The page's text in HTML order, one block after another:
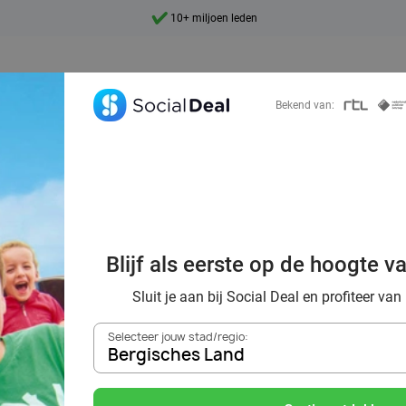
voor
hele gezin
Bekend van:
Blijf als eerste op de hoogte
Sluit je aan bij Social Deal en profiteer
Selecteer jouw stad/regio:
Bergisches Land